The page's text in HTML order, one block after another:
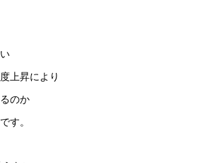
上昇により
のか
す。